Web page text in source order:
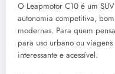
O Leapmotor C10 é um
autonomia competitiva,
modernas. Para quem
para uso urbano ou
interessante e acessível.